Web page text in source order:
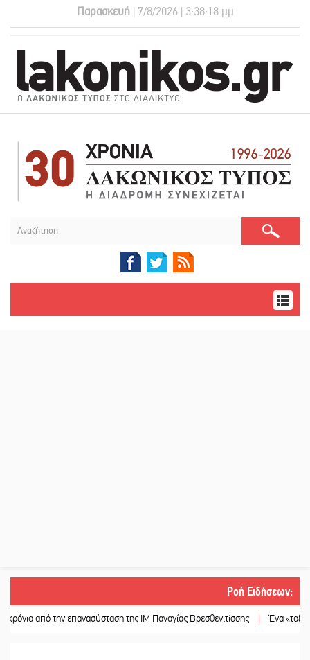
Παρασκευή | 7/8/2026 | 3:38:19 μμ
Ροή Ειδήσεων:
την επανασύσταση της ΙΜ Παναγίας Βρεσθενιτίσσης || Ένα «ταξίδι»